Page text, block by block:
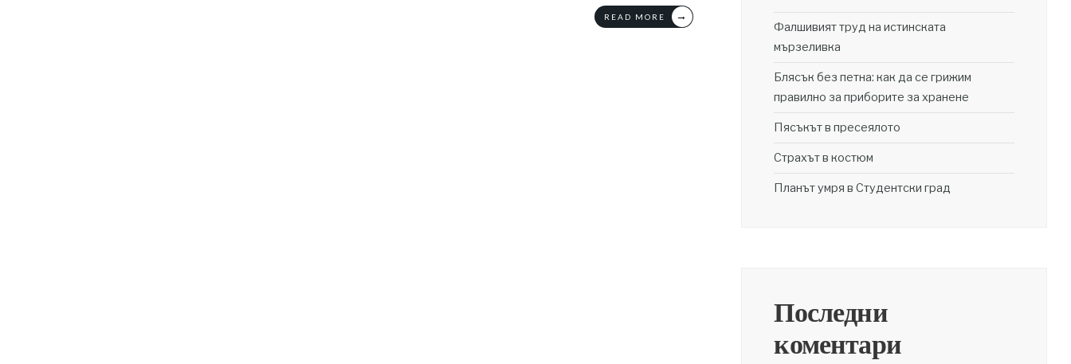
READ MORE →
Фалшивият труд на истинската
мързеливка
Блясък без петна: как да се грижим
правилно за приборите за хранене
Пясъкът в пресеялото
Страхът в костюм
Планът умря в Студентски град
Последни
коментари